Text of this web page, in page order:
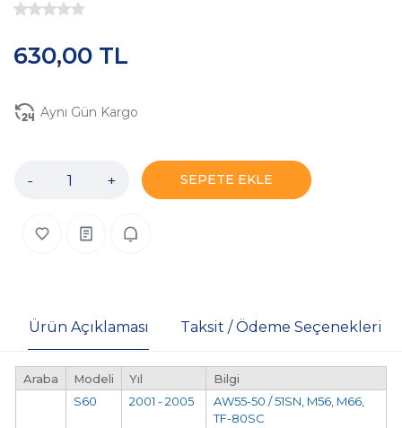
630,00 TL
Aynı Gün Kargo
- + SEPETE EKLE
Ürün Açıklaması Taksit / Ödeme Seçenekleri
Araba Modeli Yıl
Bilgi
S60
2001 - 2005
AW55-50 / 51SN, M56, M66,
TF-80SC